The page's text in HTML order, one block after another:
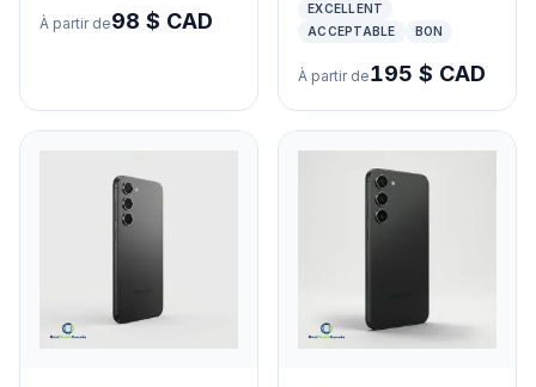
À partir de98 $ CAD
EXCELLENT
ACCEPTABLE
BON
À partir de195 $ CAD